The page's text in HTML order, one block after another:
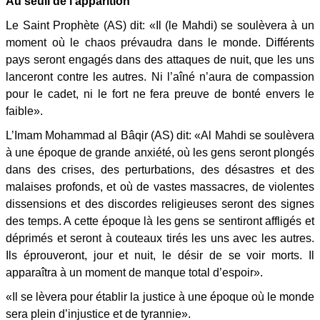
Le Saint Prophète (AS) dit: «Il (le Mahdi) se soulèvera à un
moment où le chaos prévaudra dans le monde. Différents
pays seront engagés dans des attaques de nuit, que les uns
lanceront contre les autres. Ni l’aîné n’aura de compassion
pour le cadet, ni le fort ne fera preuve de bonté envers le
faible».
L’Imam Mohammad al Bâqir (AS) dit: «Al Mahdi se soulèvera
à une époque de grande anxiété, où les gens seront plongés
dans des crises, des perturbations, des désastres et des
malaises profonds, et où de vastes massacres, de violentes
dissensions et des discordes religieuses seront des signes
des temps. A cette époque là les gens se sentiront affligés et
déprimés et seront à couteaux tirés les uns avec les autres.
Ils éprouveront, jour et nuit, le désir de se voir morts. Il
apparaîtra à un moment de manque total d’espoir».
«Il se lèvera pour établir la justice à une époque où le monde
sera plein d’injustice et de tyrannie».